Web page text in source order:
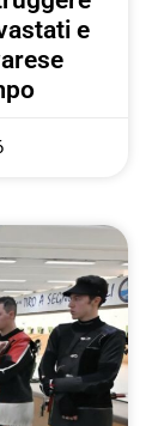
e